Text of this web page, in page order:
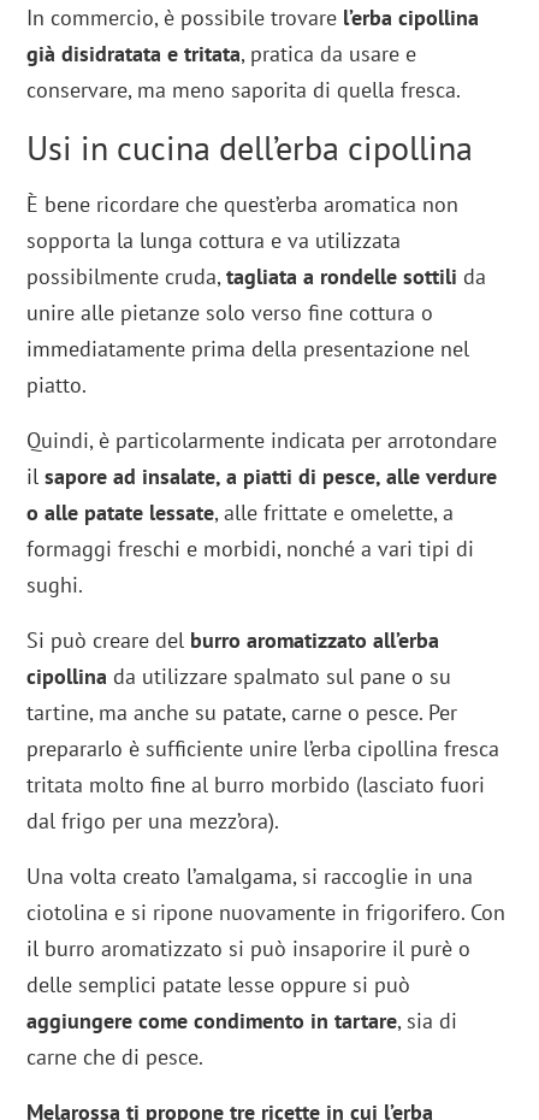
In commercio, è possibile trovare l’erba cipollina
già disidratata e tritata, pratica da usare e
conservare, ma meno saporita di quella fresca.
Usi in cucina dell’erba cipollina
È bene ricordare che quest’erba aromatica non
sopporta la lunga cottura e va utilizzata
possibilmente cruda,tagliata a rondelle sottili da
unire alle pietanze solo verso fine cottura o
immediatamente prima della presentazione nel
piatto.
Quindi, è particolarmente indicata per arrotondare
ilsapore ad insalate, a piatti di pesce, alle verdure
o alle patate lessate, alle frittate e omelette, a
formaggi freschi e morbidi, nonché a vari tipi di
sughi.
Si può creare del burro aromatizzato all’erba
cipollina da utilizzare spalmato sul pane o su
tartine, ma anche su patate, carne o pesce. Per
prepararlo è sufficiente unire l’erba cipollina fresca
tritata molto fine al burro morbido (lasciato fuori
dal frigo per una mezz’ora).
Una volta creato l’amalgama, si raccoglie in una
ciotolina e si ripone nuovamente in frigorifero. Con
il burro aromatizzato si può insaporire il purè o
delle semplici patate lesse oppure si può
aggiungere come condimento in tartare, sia di
carne che di pesce.
Melarossa ti propone tre ricette in cui l’erba